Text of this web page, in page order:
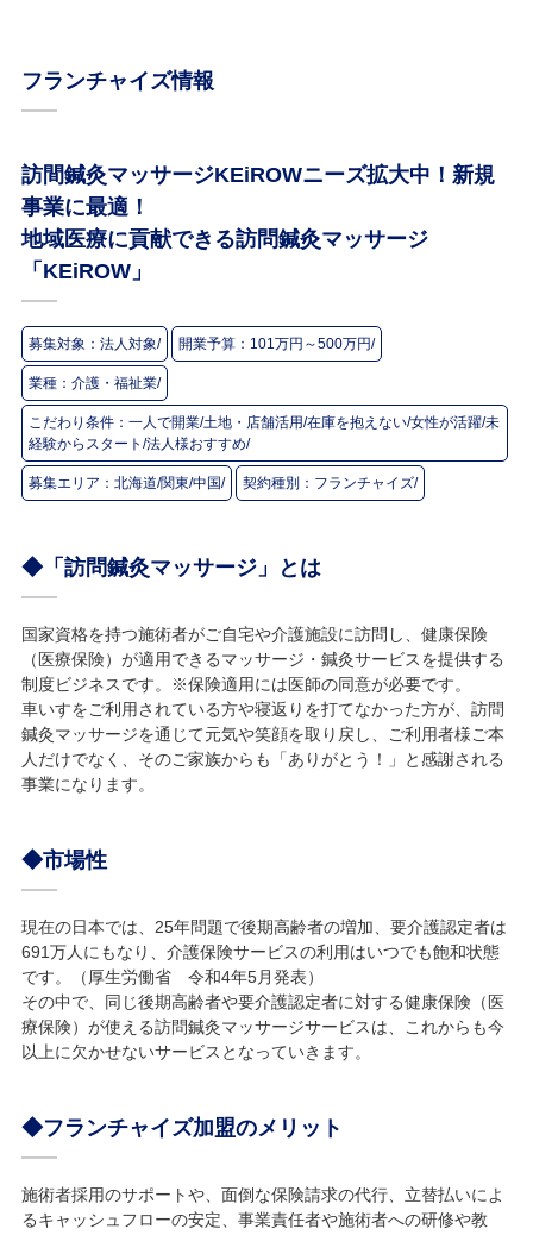
フランチャイズ情報
訪間鍼灸マッサージKEiROWニーズ拡大中！新規
事業に最適！
地域医療に貢献できる訪問鍼灸マッサージ
「KEiROW」
募集対象： 法人対象/ 開業予算： 101万円～500万円/
業種： 介護・福祉業/
こだわり条件： 一人で開業/土地・店舗活用/在庫を抱えない/女性が活躍/未
経験からスタート/法人様おすすめ/
募集エリア： 北海道/関東/中国/ 契約種別： フランチャイズ/
◆「訪問鍼灸マッサージ」とは
国家資格を持つ施術者がご自宅や介護施設に訪問し、健康保険
（医療保険）が適用できるマッサージ・鍼灸サービスを提供する
制度ビジネスです。※保険適用には医師の同意が必要です。
車いすをご利用されている方や寝返りを打てなかった方が、訪問
鍼灸マッサージを通じて元気や笑顔を取り戻し、ご利用者様ご本
人だけでなく、そのご家族からも「ありがとう！」と感謝される
事業になります。
◆市場性
現在の日本では、25年問題で後期高齢者の増加、要介護認定者は
691万人にもなり、介護保険サービスの利用はいつでも飽和状態
です。（厚生労働省 令和4年5月発表）
その中で、同じ後期高齢者や要介護認定者に対する健康保険（医
療保険）が使える訪問鍼灸マッサージサービスは、これからも今
以上に欠かせないサービスとなっていきます。
◆フランチャイズ加盟のメリット
施術者採用のサポートや、面倒な保険請求の代行、立替払いによ
るキャッシュフローの安定、事業責任者や施術者への研修や教